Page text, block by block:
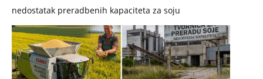
nedostatak preradbenih kapaciteta za soju